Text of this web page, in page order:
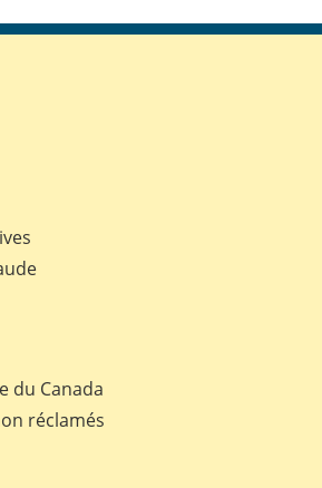
page page page page
du Canada
réclamés